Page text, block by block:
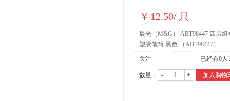
￥ 12.50/ 只
晨光（M&G） ABT98447 四层组
塑胶笔筒 黑色 （ABT98447）
关注
已经有0人
数量： - + 加入购物